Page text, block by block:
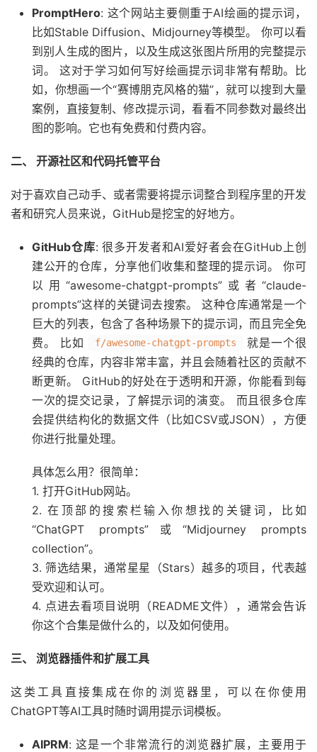
PromptHero: 这个网站主要侧重于AI绘画的提示词，
比如Stable Diffusion、Midjourney等模型。 你可以看
到别人生成的图片，以及生成这张图片所用的完整提示
词。 这对于学习如何写好绘画提示词非常有帮助。比
如，你想画一个“赛博朋克风格的猫”，就可以搜到大量
案例，直接复制、修改提示词，看看不同参数对最终出
图的影响。它也有免费和付费内容。
二、 开源社区和代码托管平台
对于喜欢自己动手、或者需要将提示词整合到程序里的开发
者和研究人员来说，GitHub是挖宝的好地方。
GitHub仓库: 很多开发者和AI爱好者会在GitHub上创
建公开的仓库，分享他们收集和整理的提示词。 你可
以用“awesome-chatgpt-prompts”或者“claude-
prompts”这样的关键词去搜索。 这种仓库通常是一个
巨大的列表，包含了各种场景下的提示词，而且完全免
费。 比如
f/awesome-chatgpt-prompts
就是一个很
经典的仓库，内容非常丰富，并且会随着社区的贡献不
断更新。 GitHub的好处在于透明和开源，你能看到每
一次的提交记录，了解提示词的演变。 而且很多仓库
会提供结构化的数据文件（比如CSV或JSON），方便
你进行批量处理。
具体怎么用？很简单：
1. 打开GitHub网站。
2. 在顶部的搜索栏输入你想找的关键词，比如
“ChatGPT prompts”或“Midjourney prompts
collection”。
3. 筛选结果，通常星星（Stars）越多的项目，代表越
受欢迎和认可。
4. 点进去看项目说明（README文件），通常会告诉
你这个合集是做什么的，以及如何使用。
三、 浏览器插件和扩展工具
这类工具直接集成在你的浏览器里，可以在你使用
ChatGPT等AI工具时随时调用提示词模板。
AIPRM: 这是一个非常流行的浏览器扩展，主要用于